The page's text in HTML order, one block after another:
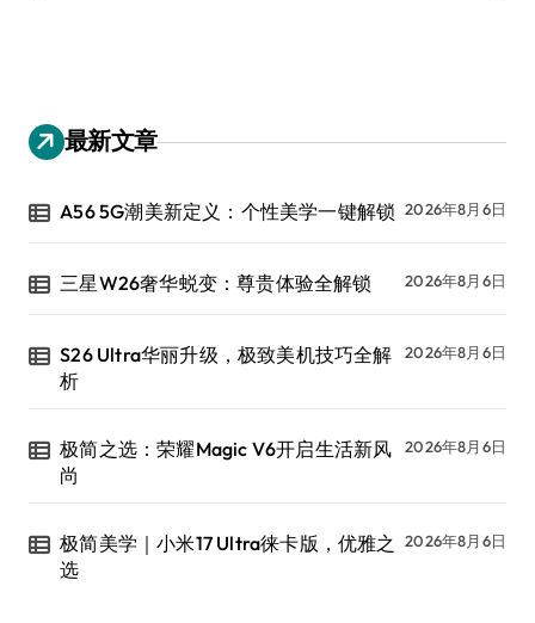
最新文章
A56 5G潮美新定义：个性美学一键解锁 2026年8月6日
三星W26奢华蜕变：尊贵体验全解锁 2026年8月6日
S26 Ultra华丽升级，极致美机技巧全解
析
2026年8月6日
极简之选：荣耀Magic V6开启生活新风
尚
2026年8月6日
极简美学｜小米17 Ultra徕卡版，优雅之
选
2026年8月6日